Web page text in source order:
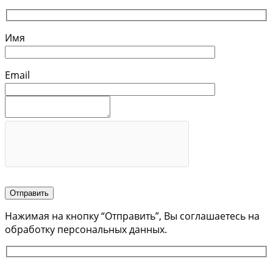
Имя
Email
Отправить
Нажимая на кнопку “Отправить”, Вы соглашаетесь на
обработку персональных данных.